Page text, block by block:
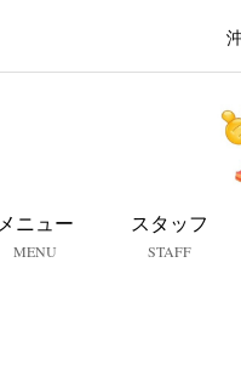
メニュー
MENU
スタッフ
STAFF